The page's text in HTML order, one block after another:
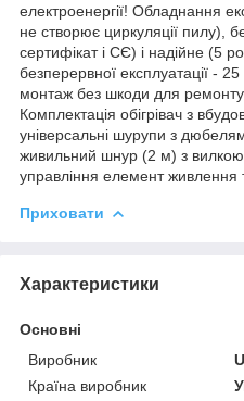
електроенергії! Обладнання
не створює циркуляції пилу),
сертифікат і СЄ) і надійне (5
безперервної експлуатації -
монтаж без шкоди для ремонту
Комплектація обігрівач з
універсальні шурупи з
живильний шнур (2 м) з вилкою
управління елемент
Приховати
Характеристики
Основні
Виробник
Країна виробник